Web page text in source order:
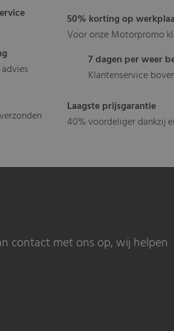
50% korting op
Voor onze Motorpromo
7 dagen per weer
Klantenservice
Laagste prijsgarantie
40% voordeliger dankzij
contact met ons op, wij helpen